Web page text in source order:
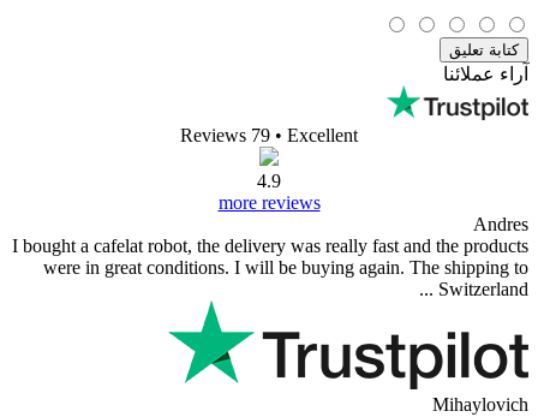
تعليق: